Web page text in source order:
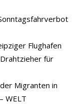
Flughafen
für
Migranten in
WELT